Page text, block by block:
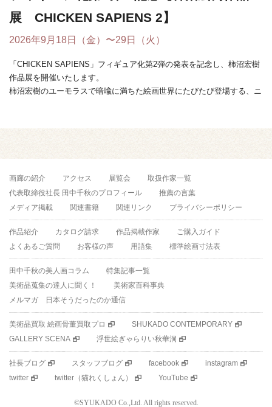
展 CHICKEN SAPIENS 2】
2026年9月18日（金）〜29日（火）
「CHICKEN SAPIENS」フィギュア化第2弾の発表を記念し、柿沼宏樹
作品展を開催いたします。
柿沼宏樹のユーモラスで暗喩に満ちた絵画世界にたびたび登場する、ニ
画廊の紹介 アクセス 展覧会
取扱作家一覧
代表取締役社長 田中千秋のプロフィール
推薦の言葉
メディア掲載
関連書籍 関連リンク プライバシーポリシー
作品紹介 カタログ請求 作品掲載作家
ご購入ガイド
よくあるご質問
お客様の声 用語集 標準絵画寸法表
田中千秋の美人画コラム
特集記事一覧
美術品蒐集の達人に聞く！
美術家百科事典
メルマガ 日本そうだったのか通信
美術品買取 絵画骨董買取プロ
SHUKADO CONTEMPORARY
GALLERY SCENA
浮世絵ぎゃらりい秋華洞
社長ブログ スタッフブログ facebook
instagram
twitter
twitter（猫れくしょん） YouTube
©SYUKADO Co.,Ltd. All rights reserved.